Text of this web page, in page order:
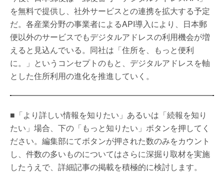
を無料で提供し、社外サービスとの連携を拡大する予定
だ。各産業分野の事業者によるAPI導入により、日本郵
便以外のサービスでもデジタルアドレスの利用機会が増
えると見込んでいる。同社は「住所を、もっと便利
に。」というコンセプトのもと、デジタルアドレスを軸
とした住所利用の進化を推進していく。
■「より詳しい情報を知りたい」あるいは「続報を知り
たい」場合、下の「もっと知りたい」ボタンを押してく
ださい。編集部にてボタンが押された数のみをカウント
し、件数の多いものについてはさらに深掘り取材を実施
したうえで、詳細記事の掲載を積極的に検討します。